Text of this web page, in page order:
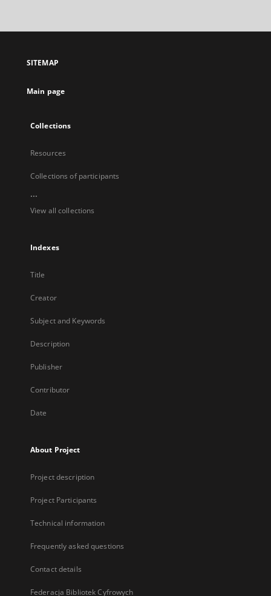
open
new
SITEMAP
Main page
Collections
Resources
Collections of participants
...
View all collections
Indexes
Title
Creator
Subject and Keywords
Description
Publisher
Contributor
Date
About Project
Project description
Project Participants
Technical information
Frequently asked questions
Contact details
Federacja Bibliotek Cyfrowych